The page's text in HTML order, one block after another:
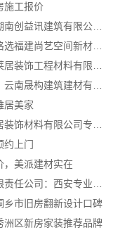
施工报价
湖南口碑好的装修环保材料，湖南创益讯建筑有限公司匠心选材
现代简约室内家装免费设计价格选福建尚艺空间新材料科技有限公司
居美家
约上门
，美派建材实在
乡市旧房翻新设计口碑
洲区新房家装推荐品牌